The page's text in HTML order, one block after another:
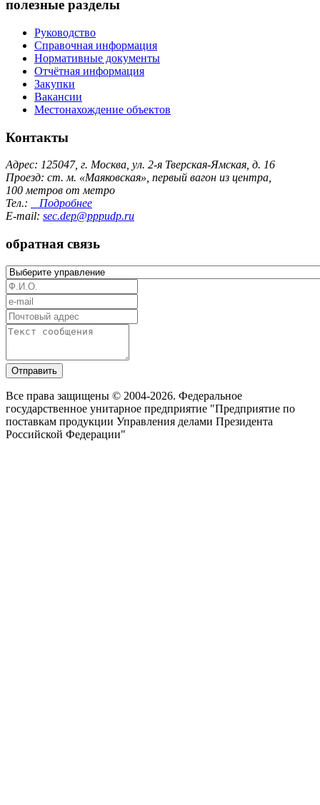
полезные разделы
Руководство
Справочная информация
Нормативные документы
Отчётная информация
Закупки
Вакансии
Местонахождение объектов
Контакты
Адрес: 125047, г. Москва, ул. 2-я Тверская-Ямская, д. 16
Проезд: ст. м. «Маяковская», первый вагон из центра,
100 метров от метро
Тел.:
Подробнее
E-mail: sec.dep@pppudp.ru
обратная связь
Отправить
Все права защищены © 2004-2026. Федеральное
государственное унитарное предприятие "Предприятие по
поставкам продукции Управления делами Президента
Российской Федерации"